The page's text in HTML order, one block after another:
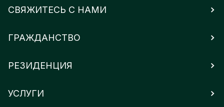
СВЯЖИТЕСЬ С НАМИ
ГРАЖДАНСТВО
РЕЗИДЕНЦИЯ
УСЛУГИ